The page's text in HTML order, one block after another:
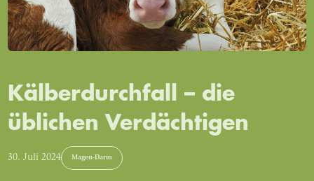
Kälberdurchfall – die
üblichen Verdächtigen
30. Juli 2024 Magen-Darm